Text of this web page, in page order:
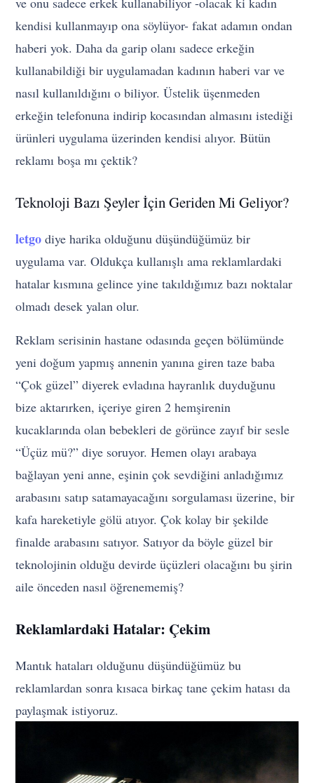
kendisi kullanmayıp ona söylüyor- fakat adamın ondan
haberi yok. Daha da garip olanı sadece erkeğin
kullanabildiği bir uygulamadan kadının haberi var ve
nasıl kullanıldığını o biliyor. Üstelik üşenmeden
erkeğin telefonuna indirip kocasından almasını istediği
ürünleri uygulama üzerinden kendisi alıyor. Bütün
reklamı boşa mı çektik?
Teknoloji Bazı Şeyler İçin Geriden Mi Geliyor?
letgodiye harika olduğunu düşündüğümüz bir
uygulama var. Oldukça kullanışlı ama reklamlardaki
hatalar kısmına gelince yine takıldığımız bazı noktalar
olmadı desek yalan olur.
Reklam serisinin hastane odasında geçen bölümünde
yeni doğum yapmış annenin yanına giren taze baba
“Çok güzel” diyerek evladına hayranlık duyduğunu
bize aktarırken, içeriye giren 2 hemşirenin
kucaklarında olan bebekleri de görünce zayıf bir sesle
“Üçüz mü?” diye soruyor. Hemen olayı arabaya
bağlayan yeni anne, eşinin çok sevdiğini anladığımız
arabasını satıp satamayacağını sorgulaması üzerine, bir
kafa hareketiyle gölü atıyor. Çok kolay bir şekilde
finalde arabasını satıyor. Satıyor da böyle güzel bir
teknolojinin olduğu devirde üçüzleri olacağını bu şirin
aile önceden nasıl öğrenememiş?
Reklamlardaki Hatalar: Çekim
Mantık hataları olduğunu düşündüğümüz bu
reklamlardan sonra kısaca birkaç tane çekim hatası da
paylaşmak istiyoruz.